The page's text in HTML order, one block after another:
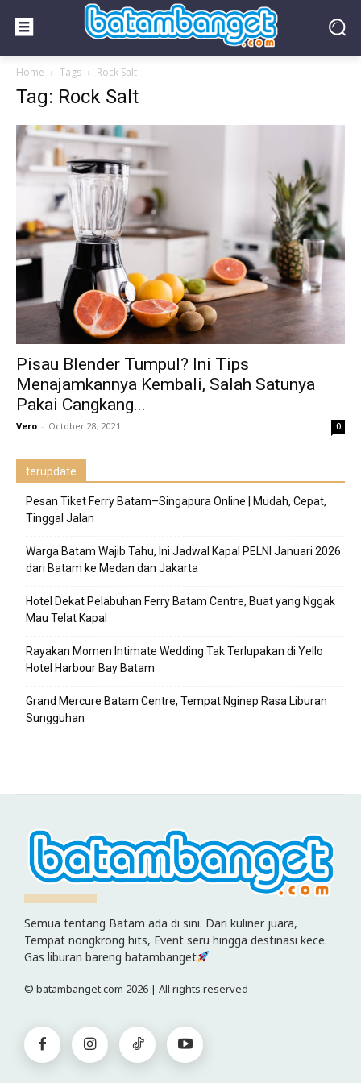
Home Tags Rock Salt
Tag: Rock Salt
Pisau Blender Tumpul? Ini Tips
Menajamkannya Kembali, Salah Satunya
Pakai Cangkang...
Vero - October 28, 2021 0
terupdate
Pesan Tiket Ferry Batam–Singapura Online | Mudah, Cepat,
Tinggal Jalan
Warga Batam Wajib Tahu, Ini Jadwal Kapal PELNI Januari 2026
dari Batam ke Medan dan Jakarta
Hotel Dekat Pelabuhan Ferry Batam Centre, Buat yang Nggak
Mau Telat Kapal
Rayakan Momen Intimate Wedding Tak Terlupakan di Yello
Hotel Harbour Bay Batam
Grand Mercure Batam Centre, Tempat Nginep Rasa Liburan
Sungguhan
Semua tentang Batam ada di sini. Dari kuliner juara,
Tempat nongkrong hits, Event seru hingga destinasi kece.
Gas liburan bareng batambanget
© batambanget.com 2026 | All rights reserved